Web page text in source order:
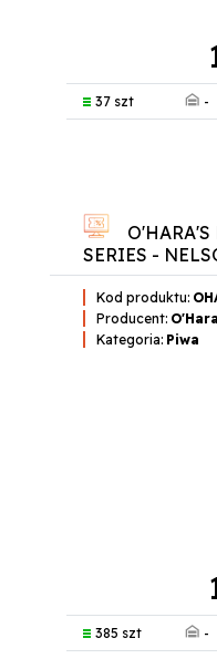
37 szt -
O'HARA'S
SERIES -
Kod produktu:
Producent:
Kategoria: Piwa
385 szt -